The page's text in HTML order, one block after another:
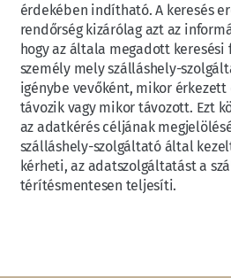
érdekében indítható. A keresés
rendőrség kizárólag azt az
hogy az általa megadott
személy mely szálláshely-
igénybe vevőként, mikor
távozik vagy mikor távozott. Ezt
az adatkérés céljának
szálláshely-szolgáltató által
kérheti, az adatszolgáltatást a
térítésmentesen teljesíti.